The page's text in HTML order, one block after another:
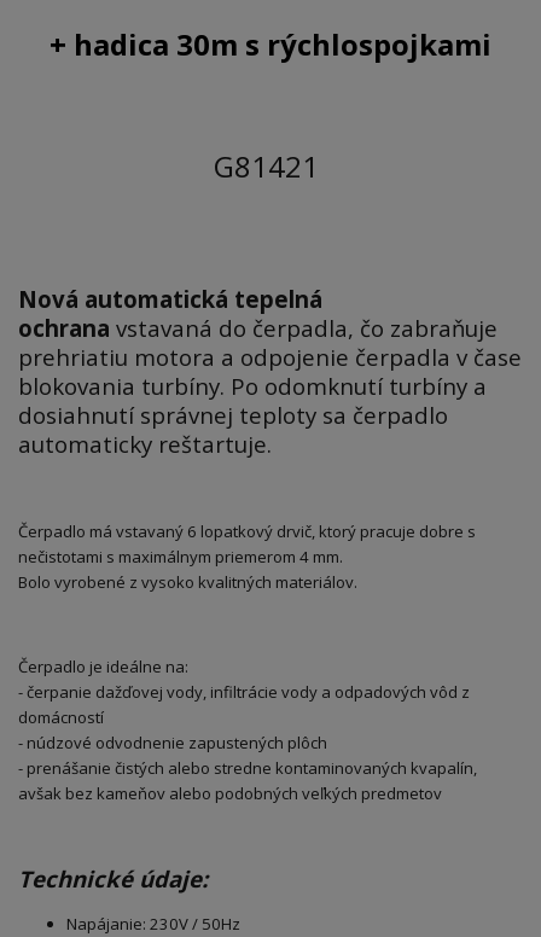
+ hadica 30m s rýchlospojkami
G81421
Nová automatická tepelná
ochrana vstavaná do čerpadla, čo zabraňuje
prehriatiu motora a odpojenie čerpadla v čase
blokovania turbíny. Po odomknutí turbíny a
dosiahnutí správnej teploty sa čerpadlo
automaticky reštartuje.
Čerpadlo má vstavaný 6 lopatkový drvič, ktorý pracuje dobre s
nečistotami s maximálnym priemerom 4 mm.
Bolo vyrobené z vysoko kvalitných materiálov.
Čerpadlo je ideálne na:
- čerpanie dažďovej vody, infiltrácie vody a odpadových vôd z
domácností
- núdzové odvodnenie zapustených plôch
- prenášanie čistých alebo stredne kontaminovaných kvapalín,
avšak bez kameňov alebo podobných veľkých predmetov
Technické údaje:
Napájanie: 230V / 50Hz